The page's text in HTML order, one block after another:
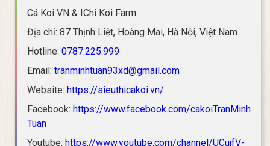
Cá Koi VN & IChi Koi Farm
Địa chỉ: 87 Thịnh Liệt, Hoàng Mai, Hà Nội, Việt Nam
Hotline: 0787.225.999
Email: tranminhtuan93xd@gmail.com
Website: https://sieuthicakoi.vn/
Facebook: https://www.facebook.com/cakoiTranMinh
Tuan
Youtube: https://www.youtube.com/channel/UCujfV-